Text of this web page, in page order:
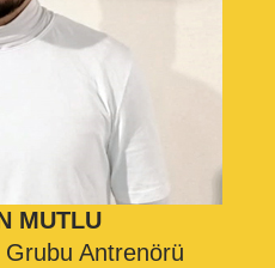
MUTLU
Antrenörü